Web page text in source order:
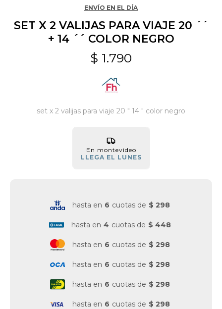
ENVÍO EN EL DÍA
SET X 2 VALIJAS PARA VIAJE 20 ´´
+ 14 ´´ COLOR NEGRO
$ 1.790
set x 2 valijas para viaje 20 " 14 " color negro
En montevideo
LLEGA EL LUNES
hasta en 6 cuotas de $ 298
hasta en 4 cuotas de $ 448
hasta en 6 cuotas de $ 298
hasta en 6 cuotas de $ 298
hasta en 6 cuotas de $ 298
hasta en 6 cuotas de $ 298
Mascotas
Vestimenta y calzado